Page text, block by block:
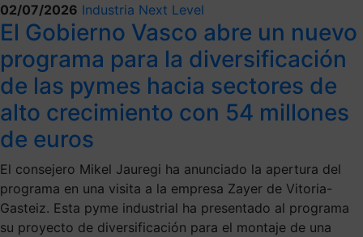
02/07/2026 Industria Next Level
El Gobierno Vasco abre un nuevo
programa para la diversificación
de las pymes hacia sectores de
alto crecimiento con 54 millones
de euros
El consejero Mikel Jauregi ha anunciado la apertura del
programa en una visita a la empresa Zayer de Vitoria-
Gasteiz. Esta pyme industrial ha presentado al programa
su proyecto de diversificación para el montaje de una